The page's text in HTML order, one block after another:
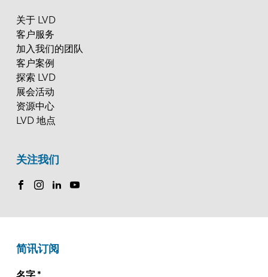
关于 LVD
客户服务
加入我们的团队
客户案例
探索 LVD
展会活动
资源中心
LVD 地点
关注我们
简讯订阅